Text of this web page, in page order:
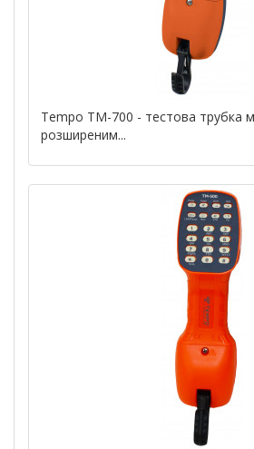
Tempo TM-700 - тестова трубка
розширеним...